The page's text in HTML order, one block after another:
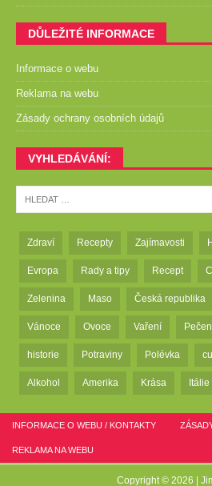
DŮLEŽITÉ INFORMACE
Informace o webu
Reklama na webu
Zásady ochrany osobních údajů
VYHLEDÁVÁNÍ:
Zdraví Recepty Zajímavosti
Evropa Rady a tipy Recept
Zelenina Maso Česká republika
Vánoce Ovoce Vaření
historie Potraviny Polévka
Alkohol Amerika Krása Itálie
INFORMACE O WEBU / KONTAKTY
REKLAMA NA WEBU
Copyright © 2026 |